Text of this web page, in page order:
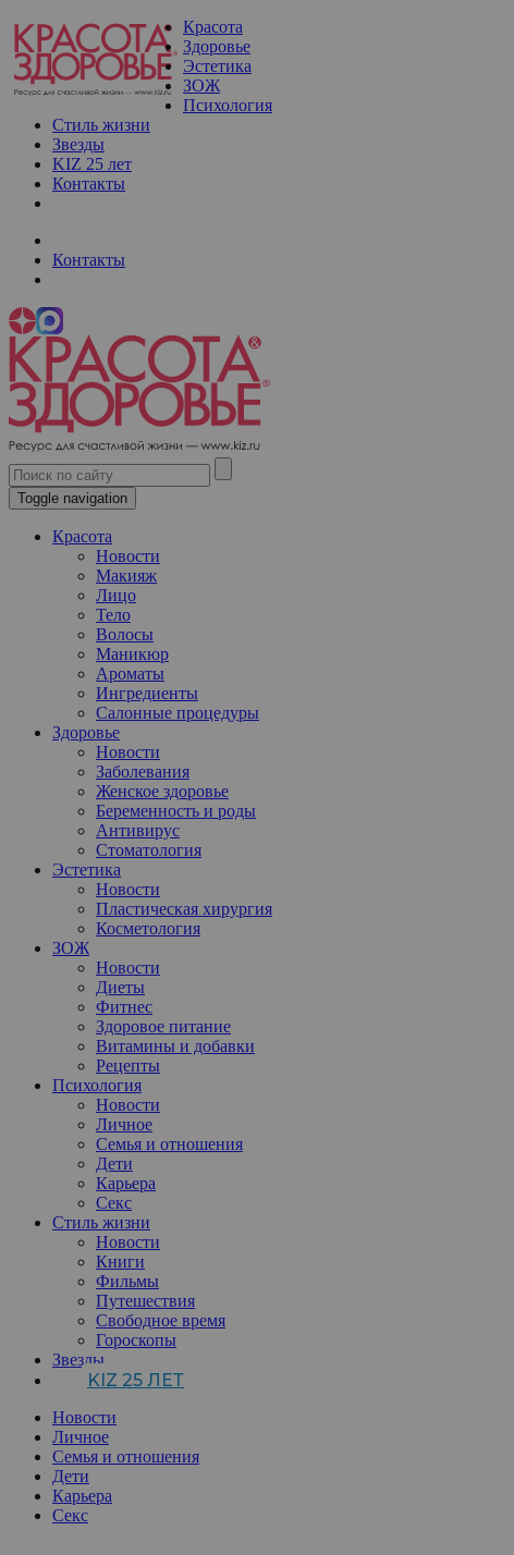
Красота
Здоровье
Эстетика
ЗОЖ
Психология
Стиль жизни
Звезды
KIZ 25 лет
Контакты
Контакты
Toggle navigation
Красота
Новости
Макияж
Лицо
Тело
Волосы
Маникюр
Ароматы
Ингредиенты
Салонные процедуры
Здоровье
Новости
Заболевания
Женское здоровье
Беременность и роды
Антивирус
Стоматология
Эстетика
Новости
Пластическая хирургия
Косметология
ЗОЖ
Новости
Диеты
Фитнес
Здоровое питание
Витамины и добавки
Рецепты
Психология
Новости
Личное
Семья и отношения
Дети
Карьера
Секс
Стиль жизни
Новости
Книги
Фильмы
Путешествия
Свободное время
Гороскопы
Звезды
KIZ 25 ЛЕТ
Новости
Личное
Семья и отношения
Дети
Карьера
Секс